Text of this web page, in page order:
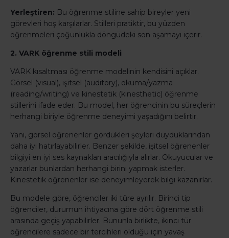
Yerleştiren: Bu öğrenme stiline sahip bireyler yeni
görevleri hoş karşılarlar. Stilleri pratiktir, bu yüzden
öğrenmeleri çoğunlukla döngüdeki son aşamayı içerir.
2. VARK öğrenme stili modeli
VARK kısaltması öğrenme modelinin kendisini açıklar.
Görsel (visual), işitsel (auditory), okuma/yazma
(reading/writing) ve kinestetik (kinesthetic) öğrenme
stillerini ifade eder. Bu model, her öğrencinin bu süreçlerin
herhangi biriyle öğrenme deneyimi yaşadığını belirtir.
Yani, görsel öğrenenler gördükleri şeyleri duyduklarından
daha iyi hatırlayabilirler. Benzer şekilde, işitsel öğrenenler
bilgiyi en iyi ses kaynakları aracılığıyla alırlar. Okuyucular ve
yazarlar bunlardan herhangi birini yapmak isterler.
Kinestetik öğrenenler ise deneyimleyerek bilgi kazanırlar.
Bu modele göre, öğrenciler iki türe ayrılır. Birinci tip
öğrenciler, durumun ihtiyacına göre dört öğrenme stili
arasında geçiş yapabilirler. Bununla birlikte, ikinci tür
öğrencilere sadece bir tercihleri olduğu için yavaş